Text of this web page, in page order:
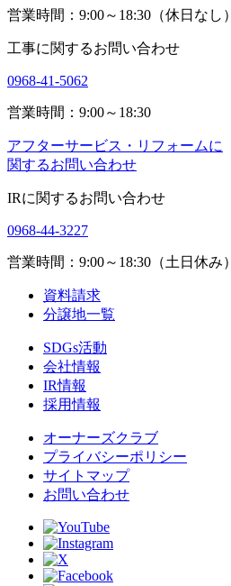
営業時間：9:00～18:30（休日なし）
工事に関するお問い合わせ
0968-41-5062
営業時間：9:00～18:30
アフターサービス・リフォームに
関するお問い合わせ
IRに関するお問い合わせ
0968-44-3227
営業時間：9:00～18:30（土日休み）
資料請求
分譲地一覧
SDGs活動
会社情報
IR情報
採用情報
オーナーズクラブ
プライバシーポリシー
サイトマップ
お問い合わせ